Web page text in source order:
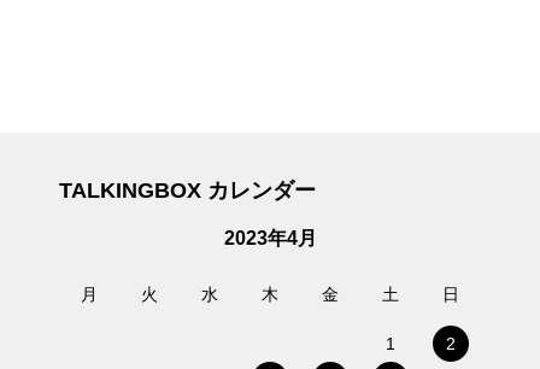
TALKINGBOX カレンダー
2023年4月
月 火 水 木 金 土 日
1
2